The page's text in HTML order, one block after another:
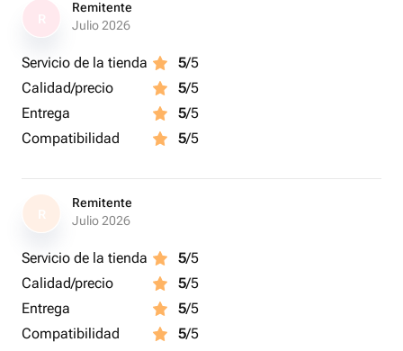
Remitente
Julio 2026
Servicio de la tienda 5/5
Calidad/precio
5/5
Entrega
5/5
Compatibilidad
5/5
R
Remitente
Julio 2026
Servicio de la tienda 5/5
Calidad/precio
5/5
Entrega
5/5
Compatibilidad
5/5